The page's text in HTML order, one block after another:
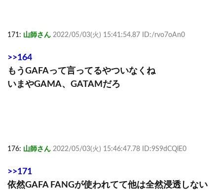
171: 山師さん 2022/05/03(火) 15:41:54.87 ID:/rvo7oAn0
>>164
もうGAFAって言ってるやついなくね
いまやGAMA、GATAMだろ
176: 山師さん 2022/05/03(火) 15:46:47.78 ID:9S9dCQlE0
>>171
依然GAFA FANGが使われてて他は全然浸透しない